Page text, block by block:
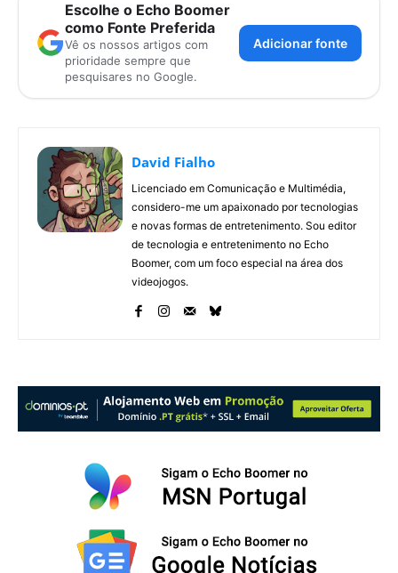
Escolhe o Echo Boomer
como Fonte Preferida
Vê os nossos artigos com
prioridade sempre que
pesquisares no Google.
Adicionar fonte
David Fialho
Licenciado em Comunicação e Multimédia,
considero-me um apaixonado por tecnologias
e novas formas de entretenimento. Sou editor
de tecnologia e entretenimento no Echo
Boomer, com um foco especial na área dos
videojogos.